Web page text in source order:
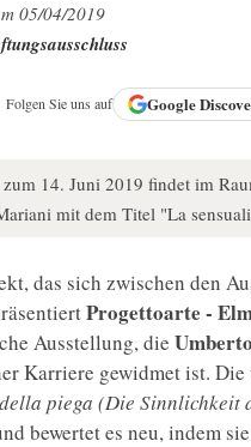
05/04/2019
Folgen Sie uns auf Google
14. Juni 2019 findet im
mit dem Titel "La
das sich zwischen den
Progettoarte -
Ausstellung, die
Karriere gewidmet ist. Die
piega (Die Sinnlichkeit
bewertet es neu, indem